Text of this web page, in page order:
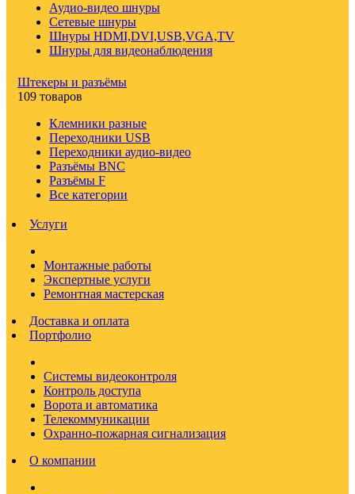
Аудио-видео шнуры
Сетевые шнуры
Шнуры HDMI,DVI,USB,VGA,TV
Шнуры для видеонаблюдения
Штекеры и разъёмы
109 товаров
Клемники разные
Переходники USB
Переходники аудио-видео
Разъёмы BNC
Разъёмы F
Все категории
Услуги
Монтажные работы
Экспертные услуги
Ремонтная мастерская
Доставка и оплата
Портфолио
Системы видеоконтроля
Контроль доступа
Ворота и автоматика
Телекоммуникации
Охранно-пожарная сигнализация
О компании